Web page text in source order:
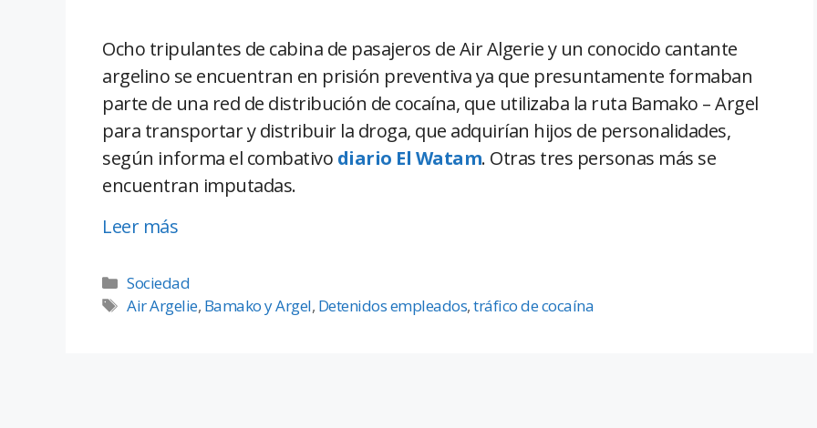
Ocho tripulantes de cabina de pasajeros de Air Algerie y un conocido cantante
argelino se encuentran en prisión preventiva ya que presuntamente formaban
parte de una red de distribución de cocaína, que utilizaba la ruta Bamako – Argel
para transportar y distribuir la droga, que adquirían hijos de personalidades,
según informa el combativo diario El Watam. Otras tres personas más se
encuentran imputadas.
Leer más
Sociedad
Air Argelie, Bamako y Argel, Detenidos empleados,tráfico de cocaína